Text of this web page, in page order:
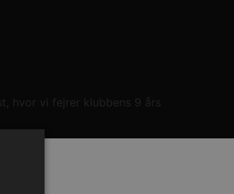
hvor vi fejrer klubbens 9 års